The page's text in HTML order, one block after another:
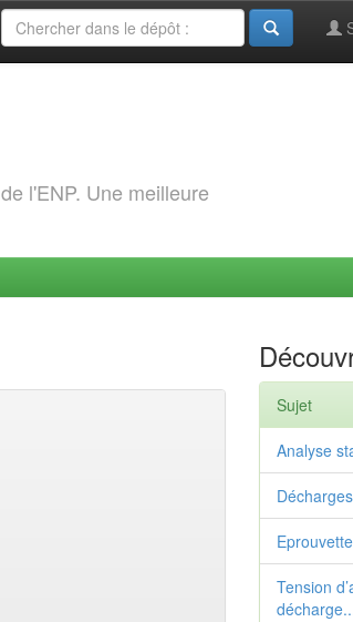
l'ENP. Une meilleure
Sujet
Analyse
Tension